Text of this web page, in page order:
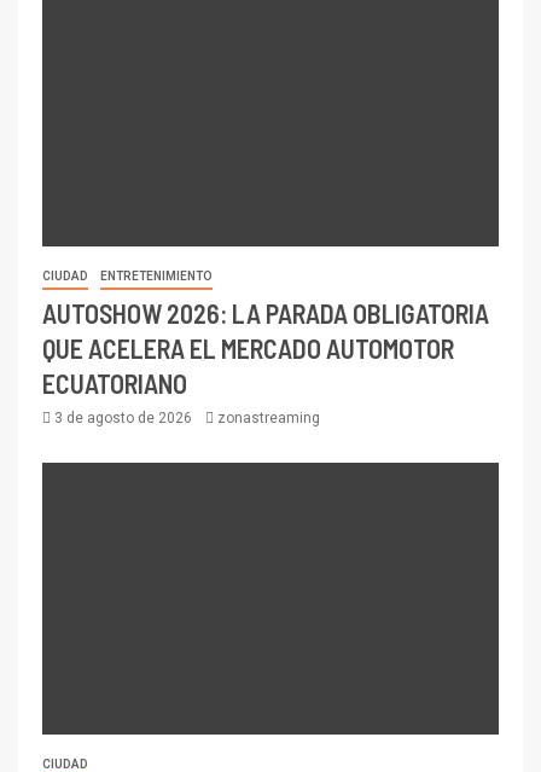
CIUDAD ENTRETENIMIENTO
AUTOSHOW 2026: LA PARADA OBLIGATORIA
QUE ACELERA EL MERCADO AUTOMOTOR
ECUATORIANO
3 de agosto de 2026 zonastreaming
CIUDAD